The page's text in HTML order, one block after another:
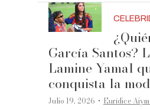
García Santos?
Lamine Yamal
conquista la
Julio 19, 2026 ·Eurídice